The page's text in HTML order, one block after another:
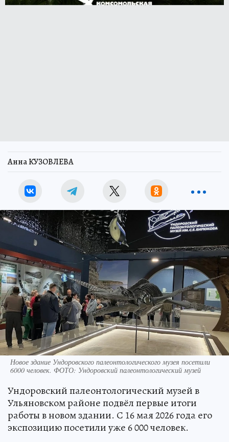
Анна КУЗОВЛЕВА
Новое здание Ундоровского палеонтологического музея посетили
6000 человек. ФОТО: Ундоровский палеонтологический музей
Ундоровский палеонтологический музей в
Ульяновском районе подвёл первые итоги
работы в новом здании. С 16 мая 2026 года его
экспозицию посетили уже 6 000 человек.